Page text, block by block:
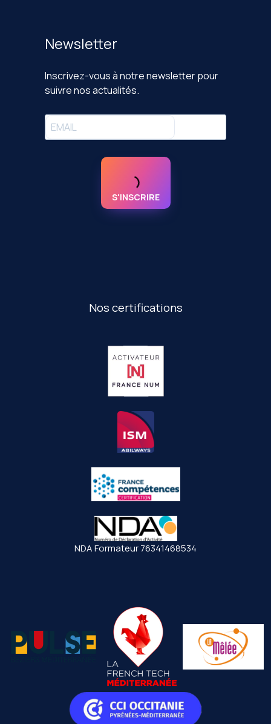
Newsletter
Inscrivez-vous à notre newsletter pour
suivre nos actualités.
S'INSCRIRE
Nos certifications
NDA Formateur 76341468534